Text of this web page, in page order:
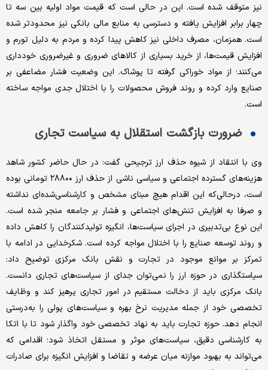
نیز متوقف شده است. این در حالی است که قیمت مواد اولیه بین سه تا
چهار برابر افزایش یافته و دسترسی به منابع مالی بانکی نیز محدودتر شده
است. همزمان، مصرف داخلی نیز کاهش پیدا کرده و مردم به دلیل تورم و
افزایش قیمت‌ها، از خرید بسیاری از کالاهای ضروری و غیرضروری خودداری
می‌کنند؛ از مواد خوراکی گرفته تا پوشاک. این وضعیت فشار مضاعفی بر
صنایع وارد کرده و روند فروش محصولات را با اختلال جدی مواجه ساخته
است.
ضرورت بازگشت استقلال به سیاست تجاری
وی با انتقاد از شیوه حذف ارز ترجیحی گفت: در حال حاضر کشور شاهد
هزینه‌های گسترده اجتماعی و سیاسی ناشی از حذف ارز ۲۸۸۰۰ تومانی بوده
است، درحالی‌که این اقدام هیچ مبنای مشخص و کارشناسی‌شده‌ای نداشته
و صرفا به افزایش تنش‌های اجتماعی و فشار بر جامعه منجر شده است.
این نوع بی‌تدبیری در اجرای سیاست‌ها، انگیزه تولیدکنندگان را کاهش داده
و روند توسعه صنایع را با اختلال مواجه کرده است. شکرخدایی در ادامه با
تمرکز بر موانع موجود در تجارت و نقش بانک مرکزی توضیح داد:
سیاستگذاری در حوزه ارز را نمی‌توان جدای از سیاست‌های تجاری دانست.
بانک مرکزی باید از دخالت مستقیم در امور تجاری پرهیز کند و وظایف
تخصصی خود از جمله مدیریت نرخ بهره و سیاست‌های پولی را به‌درستی
انجام دهد. حوزه تجارت باید به نهاد تخصصی خود واگذار شود تا با اتکا
به کارشناسی دقیق، سیاست‌های موثر و مستقل اتخاذ شود؛ اقدامی که
می‌تواند به بهبود موازنه میان عرضه و تقاضا و افزایش انگیزه برای صادرات